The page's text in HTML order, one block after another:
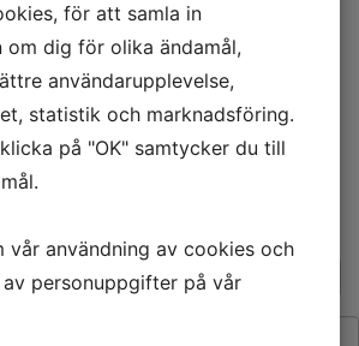
Poly Yarn -
30
för att samla in
om dig för olika ändamål,
användarupplevelse,
statistik och marknadsföring.
på "OK" samtycker du till
vår användning av cookies och
personuppgifter på vår